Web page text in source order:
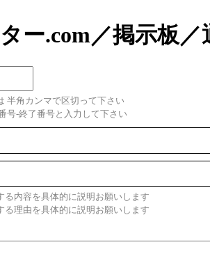
ー.com／掲示板／
半角カンマで区切って下さい
号-終了番号と入力して下さい
る内容を具体的に説明お願いします
る理由を具体的に説明お願いします